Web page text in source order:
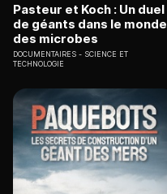
Pasteur et Koch : Un duel
de géants dans le monde
des microbes
DOCUMENTAIRES
SCIENCE ET
TECHNOLOGIE